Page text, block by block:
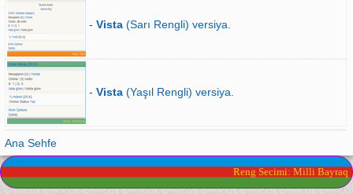
- Vista (Sarı Rengli) versiya.
- Vista (Yaşıl Rengli) versiya.
Ana Sehfe
Reng Secimi: Milli Bayraq